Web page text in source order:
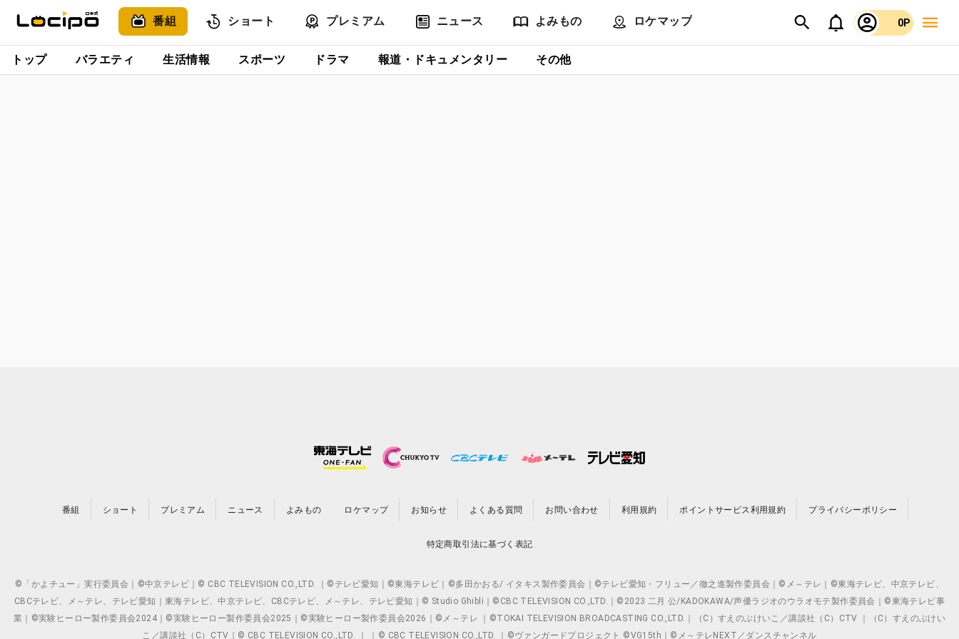
番組 ショート プレミアム ニュース よみもの ロケマップ 0P
トップ バラエティ 生活情報 スポーツ ドラマ 報道・ドキュメンタリー その他
番組 ショート プレミアム ニュース よみもの ロケマップ お知らせ よくある質問 お問い合わせ 利用規約 ポイントサービス利用規約 プライバシーポリシー
特定商取引法に基づく表記
©「かよチュー」実行委員会｜©中京テレビ｜© CBC TELEVISION CO.,LTD. ｜©テレビ愛知｜©東海テレビ｜©多田かおる/ イタキス製作委員会｜©テレビ愛知・フリュー／徹之進製作委員会｜©メ～テレ｜©東海テレビ、中京テレビ、
CBCテレビ、メ～テレ、テレビ愛知｜東海テレビ、中京テレビ、CBCテレビ、メ～テレ、テレビ愛知｜© Studio Ghibli｜©CBC TELEVISION CO.,LTD.｜©2023 二月 公/KADOKAWA/声優ラジオのウラオモテ製作委員会｜©東海テレビ事
業｜©実験ヒーロー製作委員会2024｜©実験ヒーロー製作委員会2025｜©実験ヒーロー製作委員会2026｜©メ～テレ ｜©TOKAI TELEVISION BROADCASTING CO.,LTD.｜（C）すえのぶけいこ／講談社（C）CTV ｜（C）すえのぶけい
こ／講談社（C）CTV｜© CBC TELEVISION CO.,LTD. ｜ ｜© CBC TELEVISION CO.,LTD. ｜©ヴァンガードプロジェクト ©VG15th｜©メ～テレNEXT／ダンスチャンネル